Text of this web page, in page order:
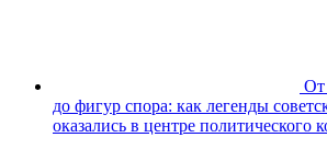
От
до фигур спора: как легенды
оказались в центре политического